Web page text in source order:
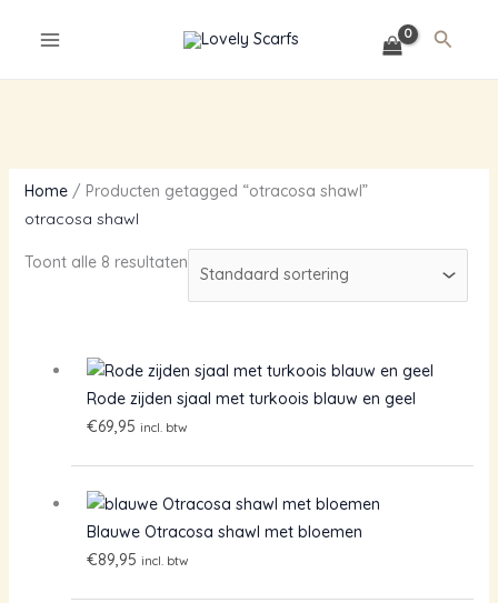
Home/ Producten getagged “otracosa shawl”
otracosa shawl
Toont alle 8 resultaten
Rode zijden sjaal met turkoois blauw en geel
€69,95 incl. btw
Blauwe Otracosa shawl met bloemen
€89,95 incl. btw